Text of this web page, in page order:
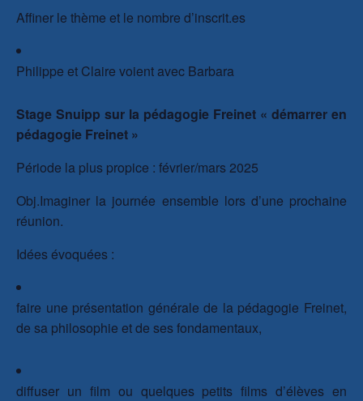
Affiner le thème et le nombre d’inscrit.es
Philippe et Claire voient avec Barbara
Stage Snuipp sur la pédagogie Freinet « démarrer en
pédagogie Freinet »
Période la plus propice : février/mars 2025
Obj.Imaginer la journée ensemble lors d’une prochaine
réunion.
Idées évoquées :
faire une présentation générale de la pédagogie Freinet,
de sa philosophie et de ses fondamentaux,
diffuser un film ou quelques petits films d’élèves en